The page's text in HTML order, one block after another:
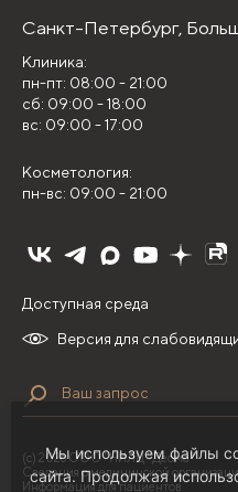
Санкт-Петербург,
Клиника:
пн-пт: 08:00 - 21:00
сб: 09:00 - 18:00
вс: 09:00 - 17:00
Косметология:
пн-вс: 09:00 - 21:00
Версия для
Доступная среда
(с) 2026 ООО "НИЛЦ "Деома"
Сведения о медицинской
Информация для пациентов
Мы используем файлы
сайта. Продолжая